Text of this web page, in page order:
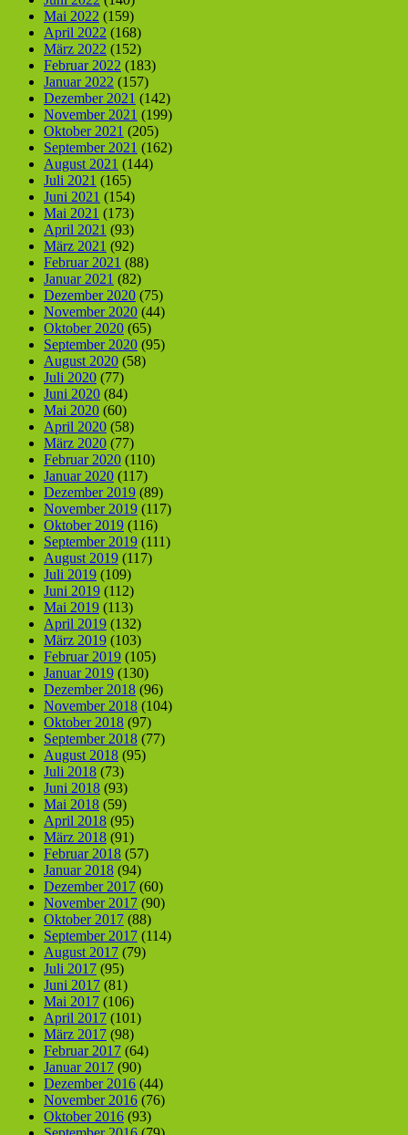
Mai 2022 (159)
April 2022 (168)
März 2022 (152)
Februar 2022 (183)
Januar 2022 (157)
Dezember 2021 (142)
November 2021 (199)
Oktober 2021 (205)
September 2021 (162)
August 2021 (144)
Juli 2021 (165)
Juni 2021 (154)
Mai 2021 (173)
April 2021 (93)
März 2021 (92)
Februar 2021 (88)
Januar 2021 (82)
Dezember 2020 (75)
November 2020 (44)
Oktober 2020 (65)
September 2020 (95)
August 2020 (58)
Juli 2020 (77)
Juni 2020 (84)
Mai 2020 (60)
April 2020 (58)
März 2020 (77)
Februar 2020 (110)
Januar 2020 (117)
Dezember 2019 (89)
November 2019 (117)
Oktober 2019 (116)
September 2019 (111)
August 2019 (117)
Juli 2019 (109)
Juni 2019 (112)
Mai 2019 (113)
April 2019 (132)
März 2019 (103)
Februar 2019 (105)
Januar 2019 (130)
Dezember 2018 (96)
November 2018 (104)
Oktober 2018 (97)
September 2018 (77)
August 2018 (95)
Juli 2018 (73)
Juni 2018 (93)
Mai 2018 (59)
April 2018 (95)
März 2018 (91)
Februar 2018 (57)
Januar 2018 (94)
Dezember 2017 (60)
November 2017 (90)
Oktober 2017 (88)
September 2017 (114)
August 2017 (79)
Juli 2017 (95)
Juni 2017 (81)
Mai 2017 (106)
April 2017 (101)
März 2017 (98)
Februar 2017 (64)
Januar 2017 (90)
Dezember 2016 (44)
November 2016 (76)
Oktober 2016 (93)